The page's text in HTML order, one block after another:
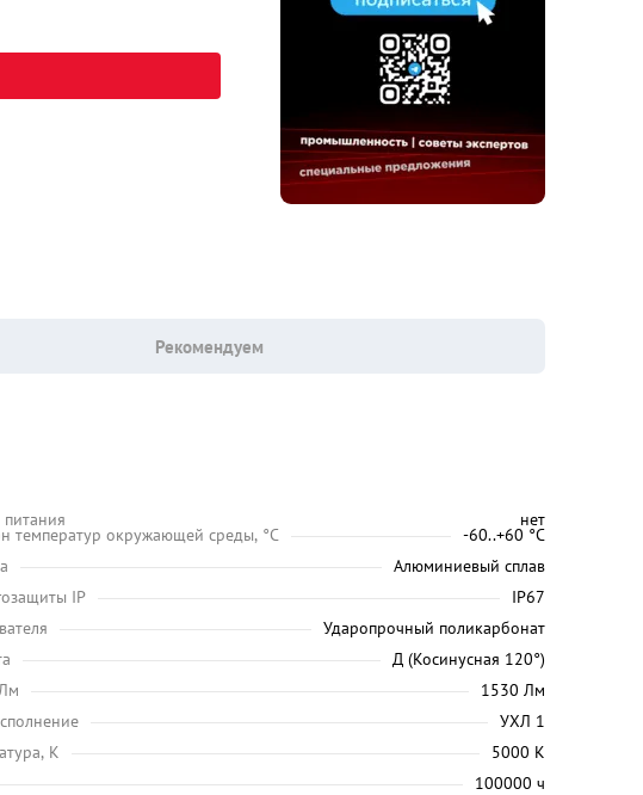
Рекомендуем
нет
температур окружающей среды, °C
-60..+60 °С
Алюминиевый сплав
IP
IP67
Ударопрочный поликарбонат
Д (Косинусная 120°)
1530 Лм
УХЛ 1
K
5000 K
100000 ч